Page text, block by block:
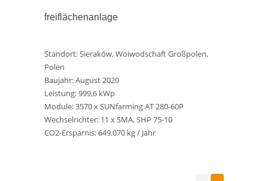
freiflächenanlage
Standort: Sieraków, Woiwodschaft Großpolen,
Polen
Baujahr: August 2020
Leistung: 999,6 kWp
Module: 3570 x SUNfarming AT 280-60P
Wechselrichter: 11 x SMA, SHP 75-10
CO2-Ersparnis: 649.070 kg / Jahr